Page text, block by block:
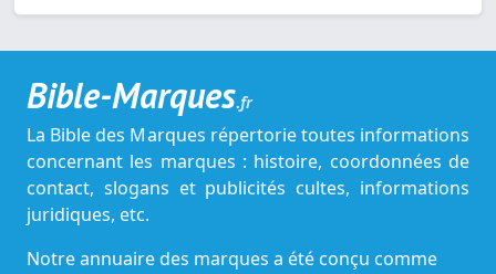
Bible-Marques.fr
La Bible des Marques répertorie toutes informations
concernant les marques : histoire, coordonnées de
contact, slogans et publicités cultes, informations
juridiques, etc.
Notre annuaire des marques a été conçu comme